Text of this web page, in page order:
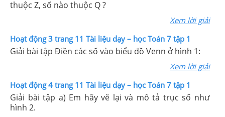
thuộc Z, số nào thuộc Q ?
Xem lời giải
Hoạt động 3 trang 11 Tài liệu dạy – học Toán 7 tập 1
Giải bài tập Điền các số vào biểu đồ Venn ở hình 1:
Xem lời giải
Hoạt động 4 trang 11 Tài liệu dạy – học Toán 7 tập 1
Giải bài tập a) Em hãy vẽ lại và mô tả trục số như
hình 2.